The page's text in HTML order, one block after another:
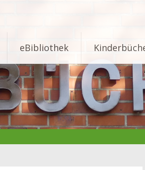
eBibliothek